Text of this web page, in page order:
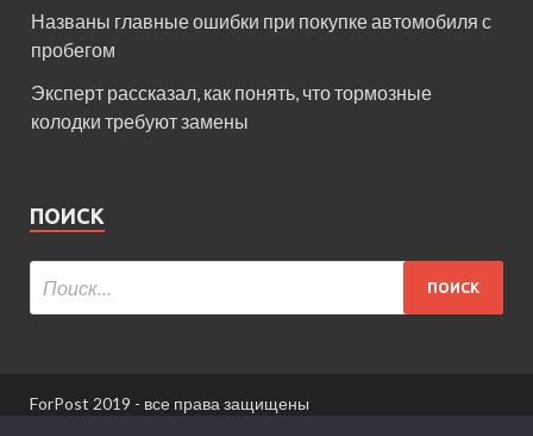
Названы главные ошибки при покупке автомобиля с
пробегом
Эксперт рассказал, как понять, что тормозные
колодки требуют замены
ПОИСК
ForPost 2019 - все права защищены